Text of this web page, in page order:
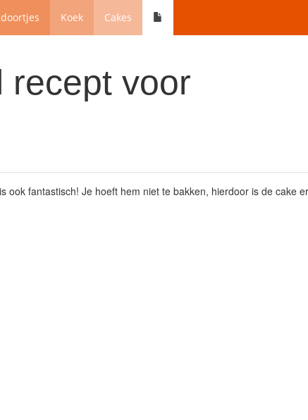
Koek Cakes
recept voor
ook fantastisch! Je hoeft hem niet te bakken, hierdoor is de cake